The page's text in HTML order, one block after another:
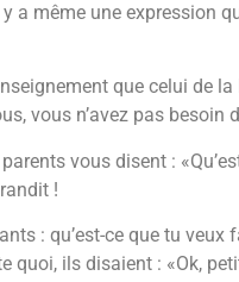
a même une expression
que celui de
vous n’avez pas besoin
vous disent :
!
: qu’est-ce que tu
quoi, ils disaient : «Ok,